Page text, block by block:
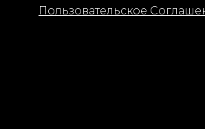
Пользовательское